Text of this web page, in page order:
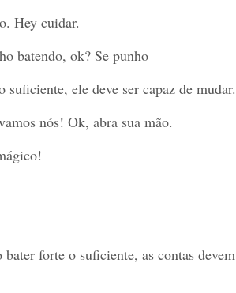
Hey cuidar.
batendo, ok? Se punho
ele deve ser capaz de mudar.
nós! Ok, abra sua mão.
forte o suficiente, as contas devem